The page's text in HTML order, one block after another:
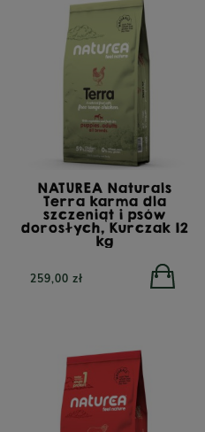
NATUREA Naturals
Terra karma dla
szczeniąt i psów
dorosłych, Kurczak 12
kg
259,00 zł